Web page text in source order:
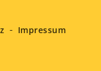
Impressum